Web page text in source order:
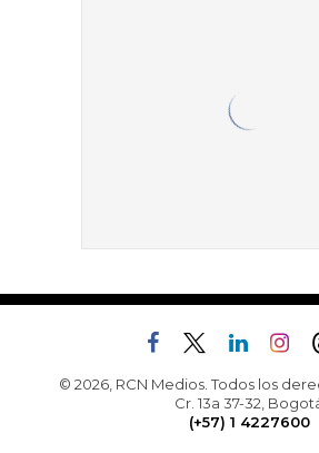
© 2026, RCN Medios. Todos los
Cr. 13a 37-32,
(+57) 1 4227600